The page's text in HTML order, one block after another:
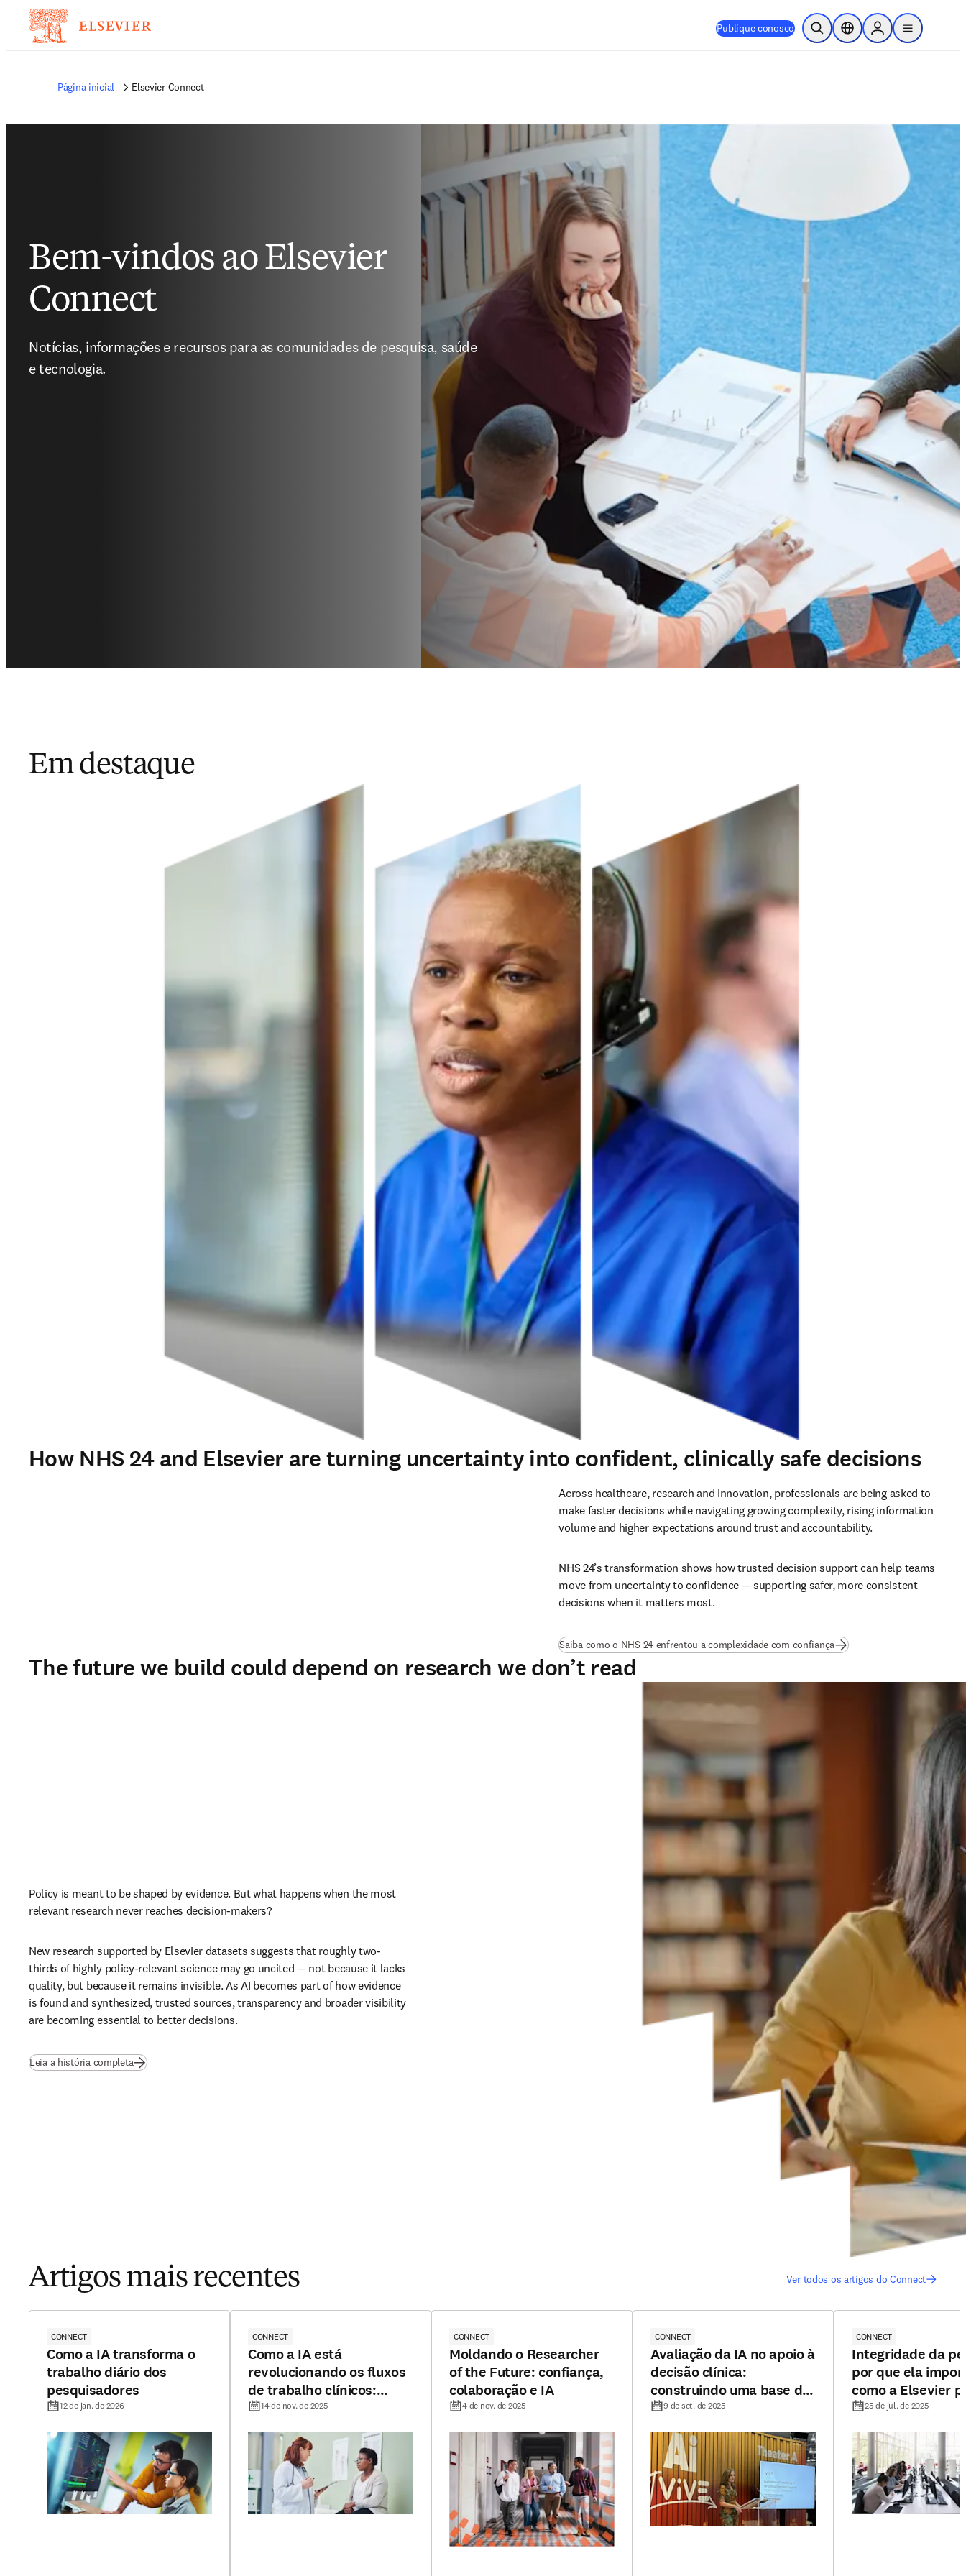
Publique conosco Pesquisa aberta
Seletor de localização
Sign in to products
menu
Página inicial Elsevier Connect
Bem-vindos ao Elsevier
Connect
Notícias, informações e recursos para as comunidades de pesquisa, saúde
e tecnologia.
Em destaque
How NHS 24 and Elsevier are turning uncertainty into confident, clinically safe decisions
Across healthcare, research and innovation, professionals are being asked to
make faster decisions while navigating growing complexity, rising information
volume and higher expectations around trust and accountability.
NHS 24’s transformation shows how trusted decision support can help teams
move from uncertainty to confidence — supporting safer, more consistent
decisions when it matters most.
Saiba como o NHS 24 enfrentou a complexidade com confiança(abre em uma nova guia/janela
The future we build could depend on research we don’t read
Policy is meant to be shaped by evidence. But what happens when the most
relevant research never reaches decision-makers?
New research supported by Elsevier datasets suggests that roughly two-
thirds of highly policy-relevant science may go uncited — not because it lacks
quality, but because it remains invisible. As AI becomes part of how evidence
is found and synthesized, trusted sources, transparency and broader visibility
are becoming essential to better decisions.
Leia a história completa(abre em uma nova guia/janela
Artigos mais recentes Ver todos os artigos do Connect
CONNECT
Como a IA transforma o
trabalho diário dos
pesquisadores
12 de jan. de 2026
CONNECT
Como a IA está
revolucionando os fluxos
de trabalho clínicos:
insights de mais de 2.000
14 de nov. de 2025
CONNECT
Moldando o Researcher
of the Future: confiança,
colaboração e IA
4 de nov. de 2025
CONNECT
Avaliação da IA no apoio à
decisão clínica:
construindo uma base de
confiança
9 de set. de 2025
CONNECT
Integridade da
por que ela
como a Elsevier
ajudar a proteger
periódico
25 de jul. de 2025